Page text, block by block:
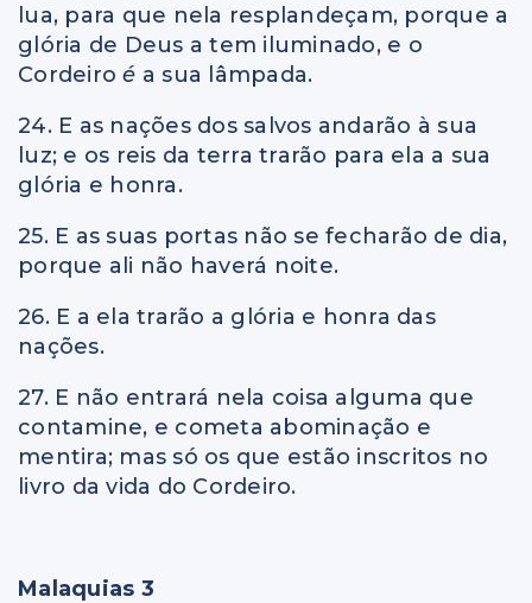
lua, para que nela resplandeçam, porque a
glória de Deus a tem iluminado, e o
Cordeiroé a sua lâmpada.
24. E as nações dos salvos andarão à sua
luz; e os reis da terra trarão para ela a sua
glória e honra.
25. E as suas portas não se fecharão de dia,
porque ali não haverá noite.
26. E a ela trarão a glória e honra das
nações.
27. E não entrará nela coisa alguma que
contamine, e cometa abominação e
mentira; mas só os que estão inscritos no
livro da vida do Cordeiro.
Malaquias 3